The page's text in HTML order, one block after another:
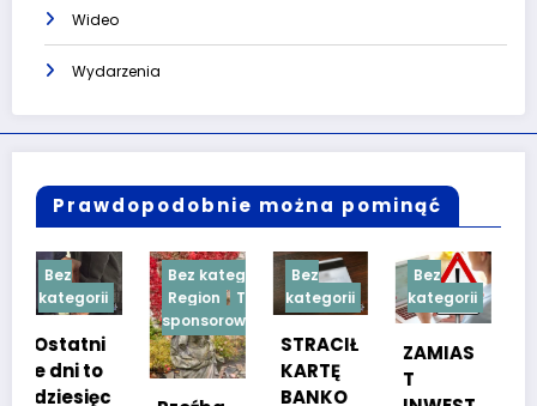
Wideo
Wydarzenia
Prawdopodobnie można pominąć
Bez kategorii
Region
Treść
sponsorowana
Bez
kategorii
STRACIŁ
KARTĘ
BANKO
Bez
kategorii
ZAMIAS
T
Bez
kategorii
TESTY
NOŚCIO